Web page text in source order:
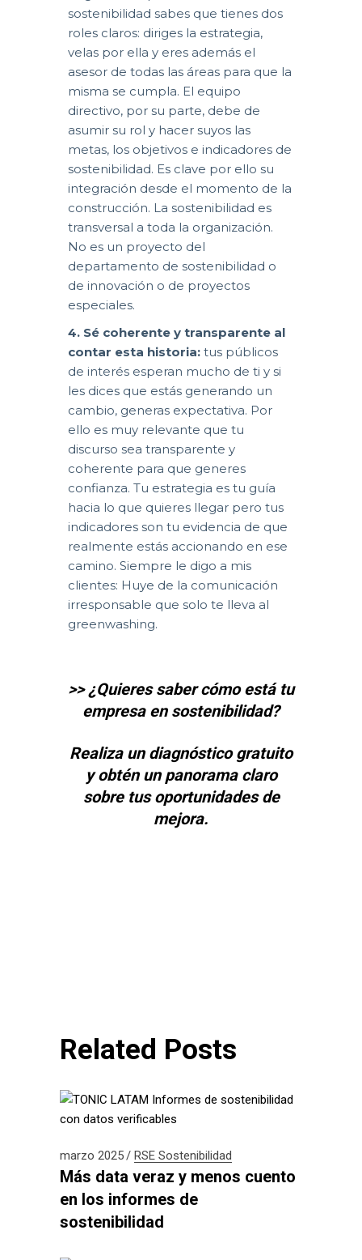
sostenibilidad sabes que tienes dos
roles claros: diriges la estrategia,
velas por ella y eres además el
asesor de todas las áreas para que la
misma se cumpla. El equipo
directivo, por su parte, debe de
asumir su rol y hacer suyos las
metas, los objetivos e indicadores de
sostenibilidad. Es clave por ello su
integración desde el momento de la
construcción. La sostenibilidad es
transversal a toda la organización.
No es un proyecto del
departamento de sostenibilidad o
de innovación o de proyectos
especiales.
4. Sé coherente y transparente al
contar esta historia: tus públicos
de interés esperan mucho de ti y si
les dices que estás generando un
cambio, generas expectativa. Por
ello es muy relevante que tu
discurso sea transparente y
coherente para que generes
confianza. Tu estrategia es tu guía
hacia lo que quieres llegar pero tus
indicadores son tu evidencia de que
realmente estás accionando en ese
camino. Siempre le digo a mis
clientes: Huye de la comunicación
irresponsable que solo te lleva al
greenwashing.
>> ¿Quieres saber cómo está tu
empresa en sostenibilidad?
Realiza un diagnóstico gratuito
y obtén un panorama claro
sobre tus oportunidades de
mejora.
Related Posts
marzo 2025 RSE Sostenibilidad
Más data veraz y menos cuento
en los informes de
sostenibilidad